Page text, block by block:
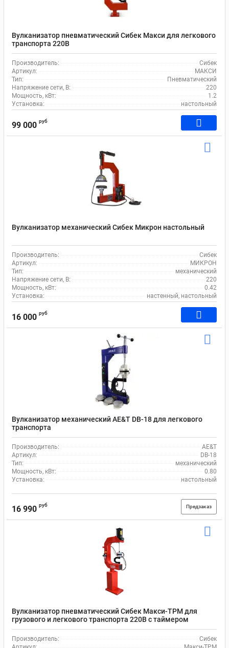
Вулканизатор пневматический Сибек Макси для легкового
транспорта 220В
Производитель:
Сибек
Артикул:
МАКСИ
Тип:
Пневматический
Напряжение сети, В:
220
Мощность, кВт:
1.2
Установка:
настольный
99 000 руб
Вулканизатор механический Сибек Микрон настольный
Производитель:
Сибек
Артикул:
МИКРОН
Тип:
механический
Напряжение сети, В:
220
Мощность, кВт:
0.42
Установка:
настенный, настольный
16 000 руб
Вулканизатор механический AE&T DB-18 для легкового
транспорта
Производитель:
AE&T
Артикул:
DB-18
Тип:
механический
Мощность, кВт:
0.80
Установка:
настольный
16 990 руб Предзаказ
Вулканизатор пневматический Сибек Макси-ТРМ для
грузового и легкового транспорта 220В с таймером
Производитель:
Сибек